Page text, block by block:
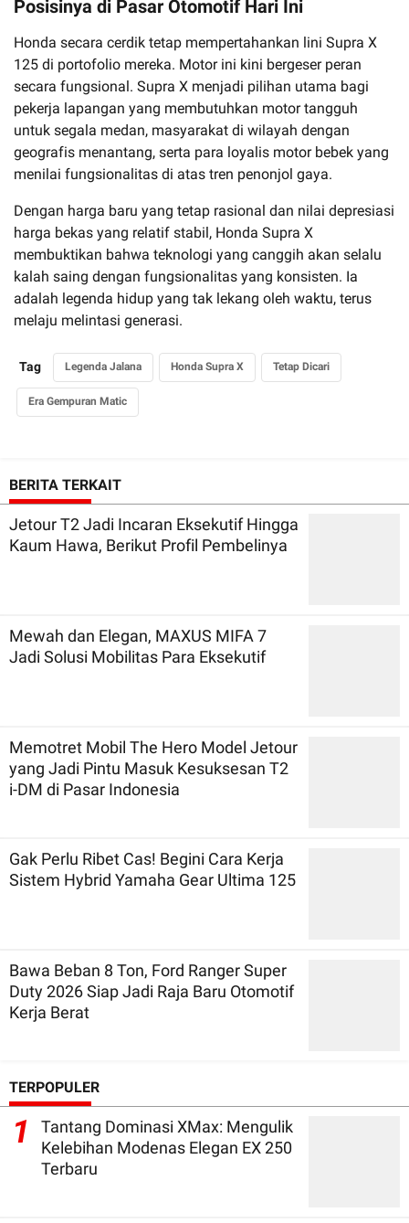
Posisinya di Pasar Otomotif Hari Ini
Honda secara cerdik tetap mempertahankan lini Supra X
125 di portofolio mereka. Motor ini kini bergeser peran
secara fungsional. Supra X menjadi pilihan utama bagi
pekerja lapangan yang membutuhkan motor tangguh
untuk segala medan, masyarakat di wilayah dengan
geografis menantang, serta para loyalis motor bebek yang
menilai fungsionalitas di atas tren penonjol gaya.
Dengan harga baru yang tetap rasional dan nilai depresiasi
harga bekas yang relatif stabil, Honda Supra X
membuktikan bahwa teknologi yang canggih akan selalu
kalah saing dengan fungsionalitas yang konsisten. Ia
adalah legenda hidup yang tak lekang oleh waktu, terus
melaju melintasi generasi.
Tag Legenda Jalana Honda Supra X Tetap Dicari
Era Gempuran Matic
BERITA TERKAIT
Jetour T2 Jadi Incaran Eksekutif Hingga
Kaum Hawa, Berikut Profil Pembelinya
Mewah dan Elegan, MAXUS MIFA 7
Jadi Solusi Mobilitas Para Eksekutif
Memotret Mobil The Hero Model Jetour
yang Jadi Pintu Masuk Kesuksesan T2
i-DM di Pasar Indonesia
Gak Perlu Ribet Cas! Begini Cara Kerja
Sistem Hybrid Yamaha Gear Ultima 125
Bawa Beban 8 Ton, Ford Ranger Super
Duty 2026 Siap Jadi Raja Baru Otomotif
Kerja Berat
TERPOPULER
1
Tantang Dominasi XMax: Mengulik
Kelebihan Modenas Elegan EX 250
Terbaru